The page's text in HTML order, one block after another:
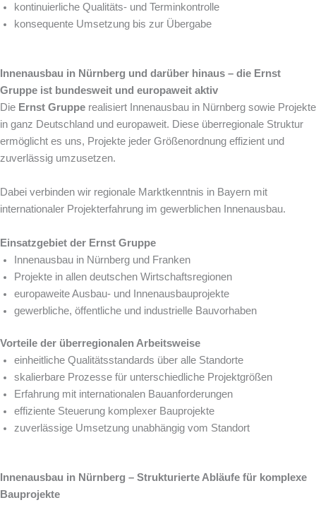
kontinuierliche Qualitäts- und Terminkontrolle
konsequente Umsetzung bis zur Übergabe
Innenausbau in Nürnberg und darüber hinaus – die Ernst
Gruppe ist bundesweit und europaweit aktiv
Die Ernst Gruppe realisiert Innenausbau in Nürnberg sowie Projekte
in ganz Deutschland und europaweit. Diese überregionale Struktur
ermöglicht es uns, Projekte jeder Größenordnung effizient und
zuverlässig umzusetzen.
Dabei verbinden wir regionale Marktkenntnis in Bayern mit
internationaler Projekterfahrung im gewerblichen Innenausbau.
Einsatzgebiet der Ernst Gruppe
Innenausbau in Nürnberg und Franken
Projekte in allen deutschen Wirtschaftsregionen
europaweite Ausbau- und Innenausbauprojekte
gewerbliche, öffentliche und industrielle Bauvorhaben
Vorteile der überregionalen Arbeitsweise
einheitliche Qualitätsstandards über alle Standorte
skalierbare Prozesse für unterschiedliche Projektgrößen
Erfahrung mit internationalen Bauanforderungen
effiziente Steuerung komplexer Bauprojekte
zuverlässige Umsetzung unabhängig vom Standort
Innenausbau in Nürnberg – Strukturierte Abläufe für komplexe
Bauprojekte